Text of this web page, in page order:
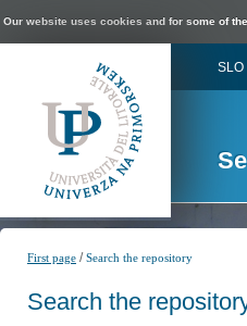
Our website uses cookies and for some of
SLO
First page /Search the repository
Search the